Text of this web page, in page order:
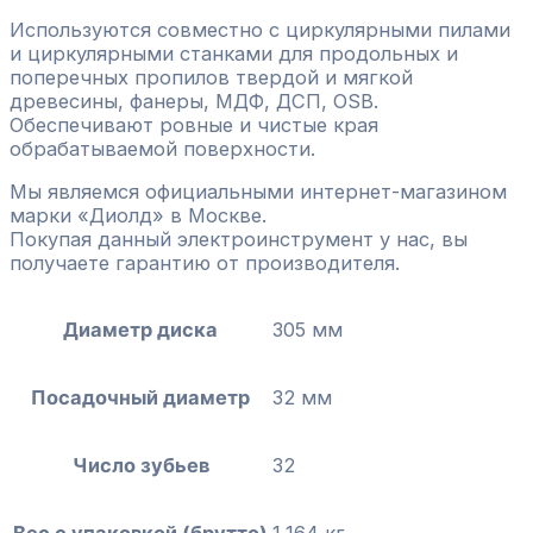
Используются совместно с циркулярными пилами
и циркулярными станками для продольных и
поперечных пропилов твердой и мягкой
древесины, фанеры, МДФ, ДСП, OSB.
Обеспечивают ровные и чистые края
обрабатываемой поверхности.
Мы являемся официальными интернет-магазином
марки «Диолд» в Москве.
Покупая данный электроинструмент у нас, вы
получаете гарантию от производителя.
Диаметр диска 305 мм
Посадочный диаметр 32 мм
Число зубьев 32